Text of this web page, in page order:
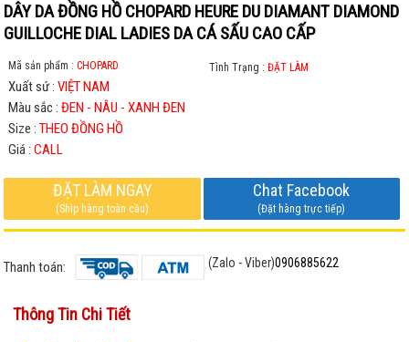
DÂY DA ĐỒNG HỒ CHOPARD HEURE DU DIAMANT DIAMOND
GUILLOCHE DIAL LADIES DA CÁ SẤU CAO CẤP
Mã sản phẩm :CHOPARD Tình Trạng : ĐẶT LÀM
Xuất sứ : VIỆT NAM
Màu sắc : ĐEN - NÂU - XANH ĐEN
Size : THEO ĐỒNG HỒ
Giá : CALL
ĐẶT LÀM NGAY
(Ship hàng toàn cầu)
Chat Facebook
(Đặt hàng trực tiếp)
Thanh toán: (Zalo - Viber)0906885622
Thông Tin Chi Tiết